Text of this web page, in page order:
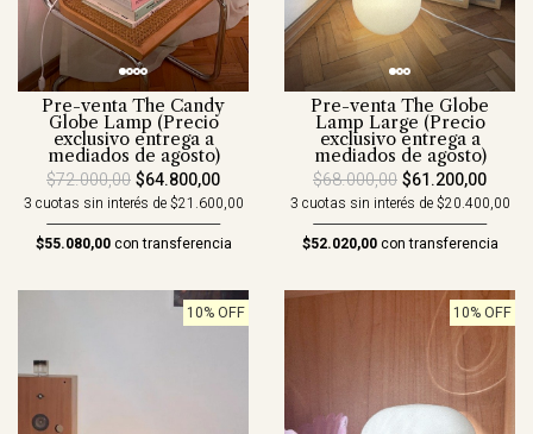
Pre-venta The Candy
Globe Lamp (Precio
exclusivo entrega a
mediados de agosto)
$72.000,00$64.800,00
3 cuotas sin interés de $21.600,00
$55.080,00con transferencia
Pre-venta The Globe
Lamp Large (Precio
exclusivo entrega a
mediados de agosto)
$68.000,00$61.200,00
3 cuotas sin interés de $20.400,00
$52.020,00con transferencia
10% OFF 10% OFF